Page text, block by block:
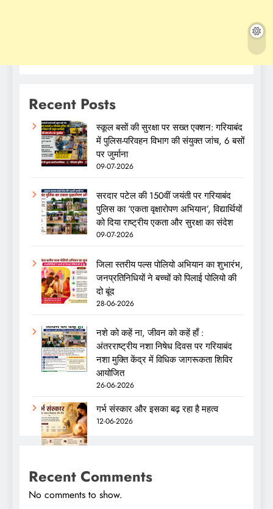
Recent Posts
स्कूल बसों की सुरक्षा पर सख्त एक्शन: गरियाबंद
में पुलिस-परिवहन विभाग की संयुक्त जांच, 6 बसों
पर जुर्माना
09-07-2026
सरदार पटेल की 150वीं जयंती पर गरियाबंद
पुलिस का ‘एकता वृक्षारोपण अभियान’, विद्यार्थियों
को दिया राष्ट्रीय एकता और सुरक्षा का संदेश
09-07-2026
जिला स्तरीय पल्स पोलियो अभियान का शुभारंभ,
जनप्रतिनिधियों ने बच्चों को पिलाई पोलियो की
दो बूंद
28-06-2026
नशे को कहें ना, जीवन को कहें हाँ :
अंतरराष्ट्रीय नशा निषेध दिवस पर गरियाबंद
नशा मुक्ति केंद्र में विधिक जागरूकता शिविर
आयोजित
26-06-2026
गर्भ संस्कार और इसका बढ़ रहा है महत्व
12-06-2026
Recent Comments
No comments to show.